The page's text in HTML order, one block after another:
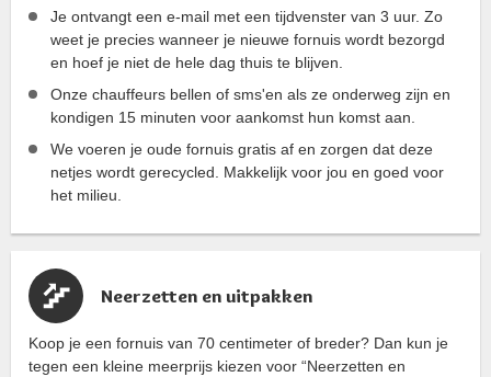
Je ontvangt een e-mail met een tijdvenster van 3 uur. Zo
weet je precies wanneer je nieuwe fornuis wordt bezorgd
en hoef je niet de hele dag thuis te blijven.
Onze chauffeurs bellen of sms'en als ze onderweg zijn en
kondigen 15 minuten voor aankomst hun komst aan.
We voeren je oude fornuis gratis af en zorgen dat deze
netjes wordt gerecycled. Makkelijk voor jou en goed voor
het milieu.
Neerzetten en uitpakken
Koop je een fornuis van 70 centimeter of breder? Dan kun je
tegen een kleine meerprijs kiezen voor “Neerzetten en